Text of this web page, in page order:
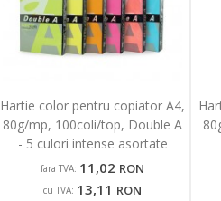
Hartie color pentru copiator A4,
80g/mp, 100coli/top, Double A
- 5 culori intense asortate
fara TVA: 11,02 RON
cu TVA: 13,11 RON